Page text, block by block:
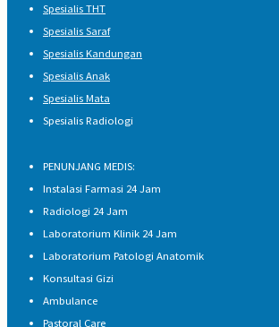
Spesialis THT
Spesialis Saraf
Spesialis Kandungan
Spesialis Anak
Spesialis Mata
Spesialis Radiologi
PENUNJANG MEDIS:
Instalasi Farmasi 24 Jam
Radiologi 24 Jam
Laboratorium Klinik 24 Jam
Laboratorium Patologi Anatomik
Konsultasi Gizi
Ambulance
Pastoral Care